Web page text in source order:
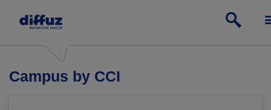
Campus by CCI